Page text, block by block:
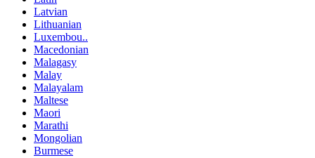
Latvian
Lithuanian
Luxembou..
Macedonian
Malagasy
Malay
Malayalam
Maltese
Maori
Marathi
Mongolian
Burmese